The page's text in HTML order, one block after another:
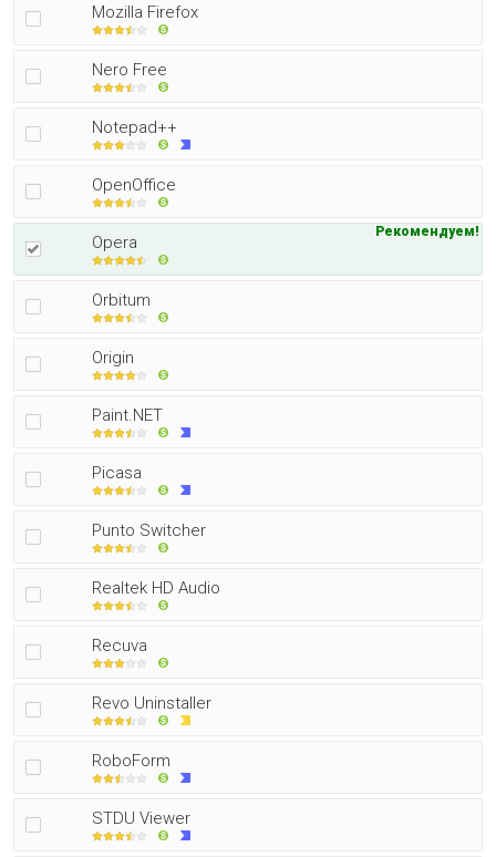
Mozilla Firefox
Nero Free
Notepad++
OpenOffice
Opera
Рекомендуем!
Orbitum
Origin
Paint.NET
Picasa
Punto Switcher
Realtek HD Audio
Recuva
Revo Uninstaller
RoboForm
STDU Viewer